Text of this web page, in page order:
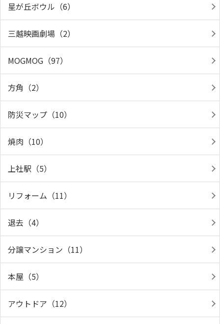
星が丘ボウル（6）
三越映画劇場（2）
MOGMOG（97）
方角（2）
防災マップ（10）
焼肉（10）
上社駅（5）
リフォーム（11）
退去（4）
分譲マンション（11）
本屋（5）
アウトドア（12）